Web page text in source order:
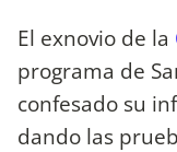
El exnovio de la
programa de
confesado su
dando las